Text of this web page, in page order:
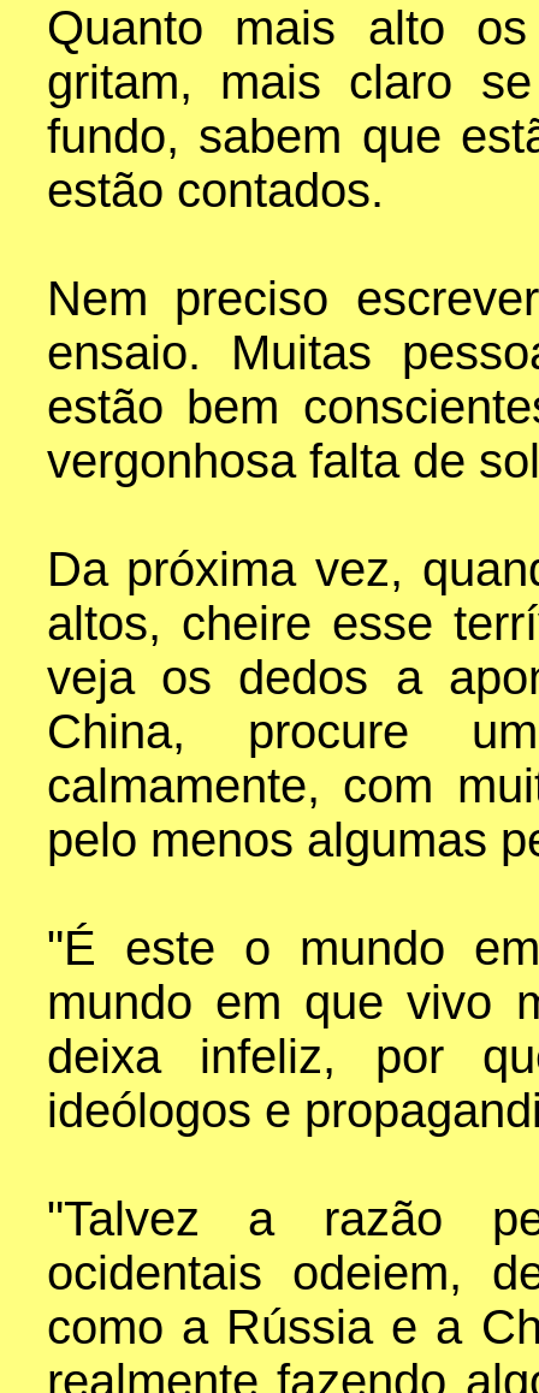
Quanto mais alto os
gritam, mais claro
fundo, sabem que
estão contados.
Nem preciso
ensaio. Muitas
estão bem
vergonhosa falta de
Da próxima vez,
altos, cheire esse
veja os dedos a
China, procure
calmamente, com
pelo menos algumas
"É este o mundo
mundo em que vivo
deixa infeliz, por
ideólogos e
"Talvez a razão
ocidentais odeiem,
como a Rússia e a
realmente fazendo